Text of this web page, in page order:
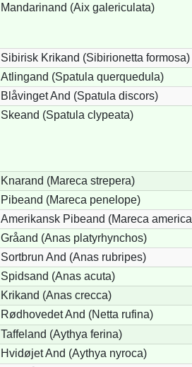
Mandarinand (Aix galericulata)
Sibirisk Krikand (Sibirionetta formosa)
Atlingand (Spatula querquedula)
Blåvinget And (Spatula discors)
Skeand (Spatula clypeata)
Knarand (Mareca strepera)
Pibeand (Mareca penelope)
Amerikansk Pibeand (Mareca
Gråand (Anas platyrhynchos)
Sortbrun And (Anas rubripes)
Spidsand (Anas acuta)
Krikand (Anas crecca)
Rødhovedet And (Netta rufina)
Taffeland (Aythya ferina)
Hvidøjet And (Aythya nyroca)